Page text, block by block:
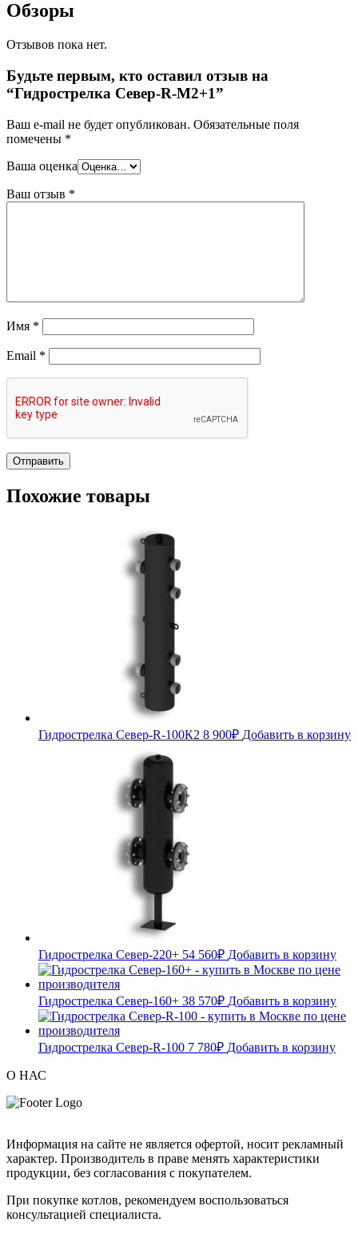
Обзоры
Отзывов пока нет.
Будьте первым, кто оставил отзыв на
“Гидрострелка Север-R-M2+1”
Ваш e-mail не будет опубликован. Обязательные поля
помечены *
Ваша оценка
Ваш отзыв *
Имя *
Email *
Похожие товары
Гидрострелка Север-R-100К2 8 900₽ Добавить в корзину
Гидрострелка Север-220+ 54 560₽ Добавить в корзину
Гидрострелка Север-160+ 38 570₽ Добавить в корзину
Гидрострелка Север-R-100 7 780₽ Добавить в корзину
О НАС
Информация на сайте не является офертой, носит рекламный
характер. Производитель в праве менять характеристики
продукции, без согласования с покупателем.
При покупке котлов, рекомендуем воспользоваться
консультацией специалиста.